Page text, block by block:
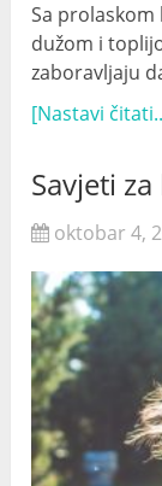
Sa
dužom i
zaboravljaju
[Nastavi
Savjeti
oktobar 4,